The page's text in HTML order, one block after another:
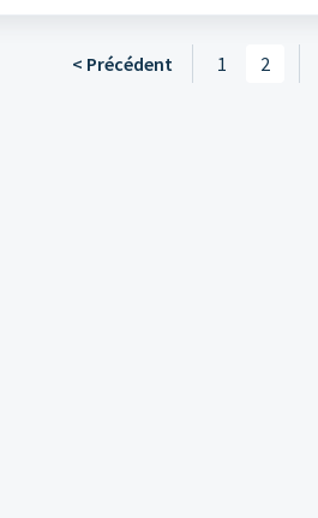
< Précédent 1 2